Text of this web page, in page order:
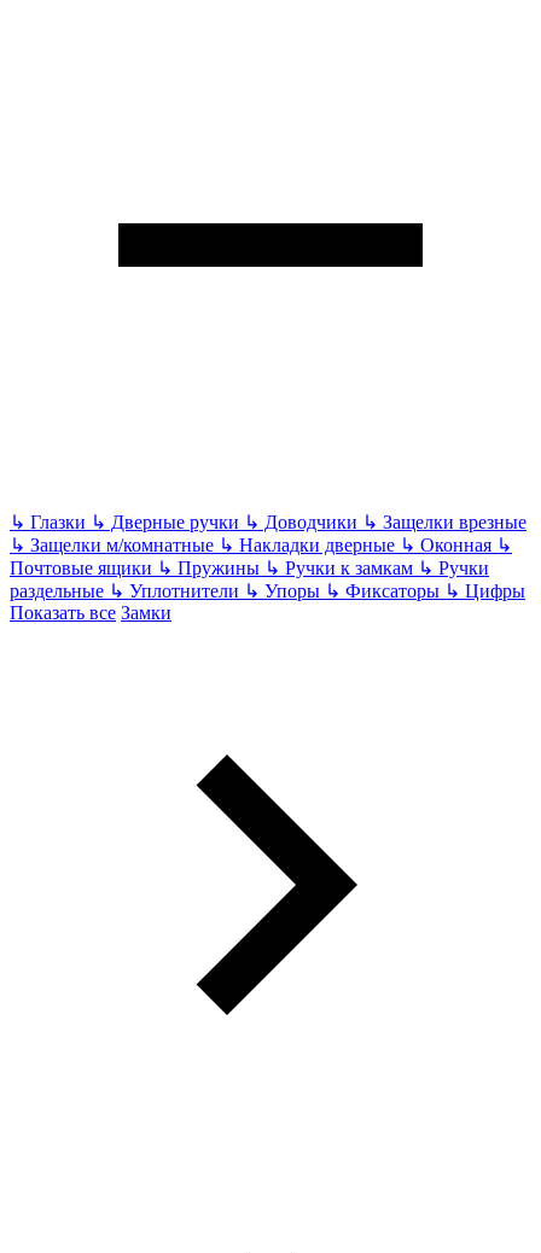
↳ Глазки ↳ Дверные ручки ↳ Доводчики ↳ Защелки врезные
↳ Защелки м/комнатные ↳ Накладки дверные ↳ Оконная ↳
Почтовые ящики ↳ Пружины ↳ Ручки к замкам ↳ Ручки
раздельные ↳ Уплотнители ↳ Упоры ↳ Фиксаторы ↳ Цифры
Показать все Замки